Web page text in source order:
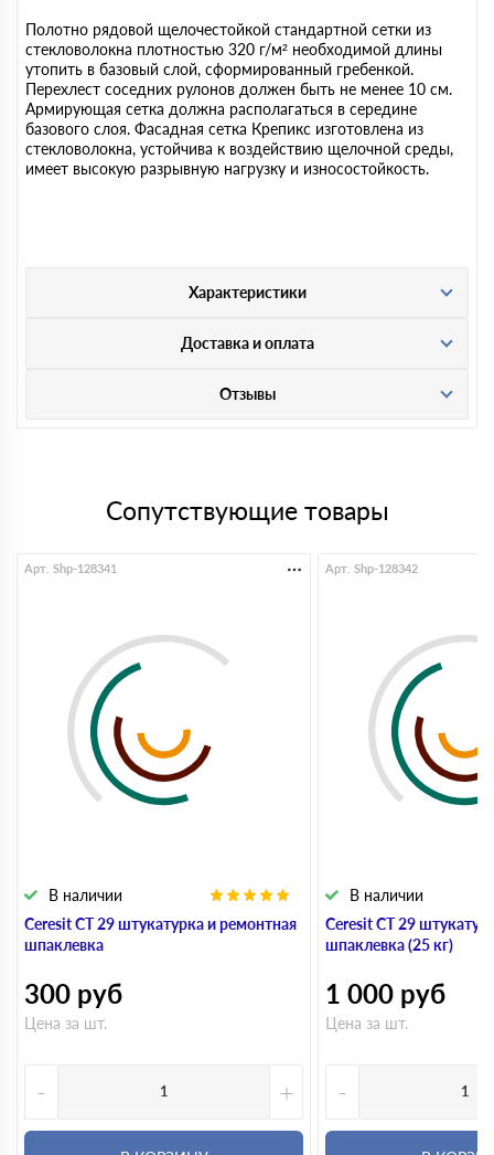
Полотно рядовой щелочестойкой стандартной сетки из
стекловолокна плотностью 320 г/м² необходимой длины
утопить в базовый слой, сформированный гребенкой.
Перехлест соседних рулонов должен быть не менее 10 см.
Армирующая сетка должна располагаться в середине
базового слоя. Фасадная сетка Крепикс изготовлена из
стекловолокна, устойчива к воздействию щелочной среды,
имеет высокую разрывную нагрузку и износостойкость.
Характеристики
Доставка и оплата
Отзывы
Сопутствующие товары
Ceresit CT 29 штукатурка и ремонтная
шпаклевка
В наличии
Арт. Shp-128341
300 руб
Цена за шт.
- +
Ceresit CT 29
шпаклевка (25 кг)
В наличии
Арт. Shp-128342
1 000 руб
Цена за шт.
-